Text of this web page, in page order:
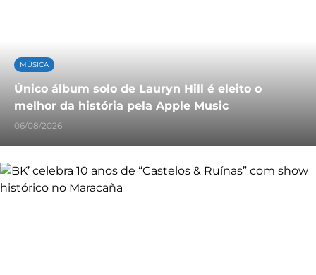
MÚSICA
Único álbum solo de Lauryn Hill é eleito o
melhor da história pela Apple Music
06/08/2026